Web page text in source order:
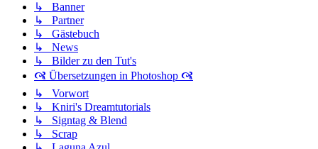
↳ Banner
↳ Partner
↳ Gästebuch
↳ News
↳ Bilder zu den Tut's
🙧 Übersetzungen in Photoshop 🙧
↳ Vorwort
↳ Kniri's Dreamtutorials
↳ Signtag & Blend
↳ Scrap